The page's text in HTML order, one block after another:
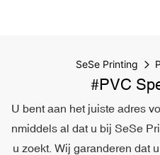
SeSe Printing
#PVC
U bent aan het juiste adres
nmiddels al dat u bij SeSe
u zoekt. Wij garanderen dat